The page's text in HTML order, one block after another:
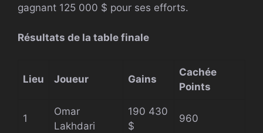
gagnant 125 000 $ pour ses efforts.
Résultats de la table finale
Lieu Joueur Gains
Cachée
Points
1
Omar
Lakhdari
190 430
$
960